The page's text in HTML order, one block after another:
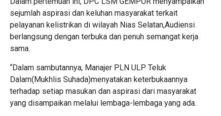
sejumlah aspirasi dan keluhan masyarakat terkait
pelayanan kelistrikan di wilayah Nias Selatan,Audiensi
berlangsung dengan terbuka dan penuh semangat kerja
sama.
“Dalam sambutannya, Manajer PLN ULP Teluk
Dalam(Mukhlis Suhada)menyatakan keterbukaannya
terhadap setiap masukan dan aspirasi dari masyarakat
yang disampaikan melalui lembaga-lembaga yang ada.